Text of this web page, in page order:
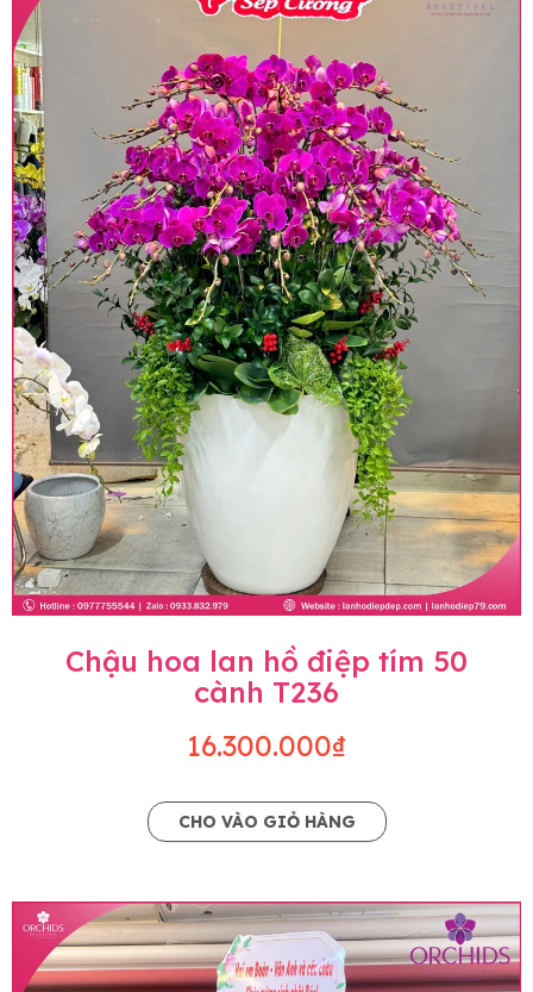
Chậu hoa lan hồ điệp tím 50
cành T236
16.300.000₫
CHO VÀO GIỎ HÀNG